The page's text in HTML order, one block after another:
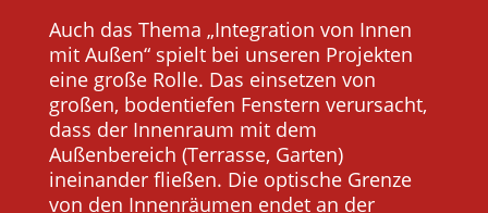
Auch das Thema „Integration von Innen
mit Außen“ spielt bei unseren Projekten
eine große Rolle. Das einsetzen von
großen, bodentiefen Fenstern verursacht,
dass der Innenraum mit dem
Außenbereich (Terrasse, Garten)
ineinander fließen. Die optische Grenze
von den Innenräumen endet an der